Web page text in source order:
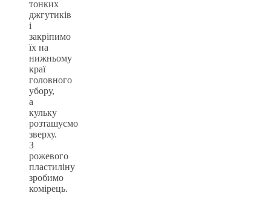
тонких
джгутиків
і
закріпимо
їх на
нижньому
краї
головного
убору,
а
кульку
розташуємо
зверху.
З
рожевого
пластиліну
зробимо
комірець.